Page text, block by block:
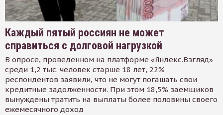
Каждый пятый россиян не может
справиться с долговой нагрузкой
В опросе, проведенном на платформе «Яндекс.Взгляд»
среди 1,2 тыс. человек старше 18 лет, 22%
респондентов заявили, что не могут погашать свои
кредитные задолженности. При этом 18,5% заемщиков
вынуждены тратить на выплаты более половины своего
ежемесячного доход